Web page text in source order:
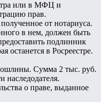
или в МФЦ и
прав.
от нотариуса.
в нем, должен быть
подлинник
останется в Росреестре.
Сумма 2 тыс. руб.
наследодателя.
о праве, выданное